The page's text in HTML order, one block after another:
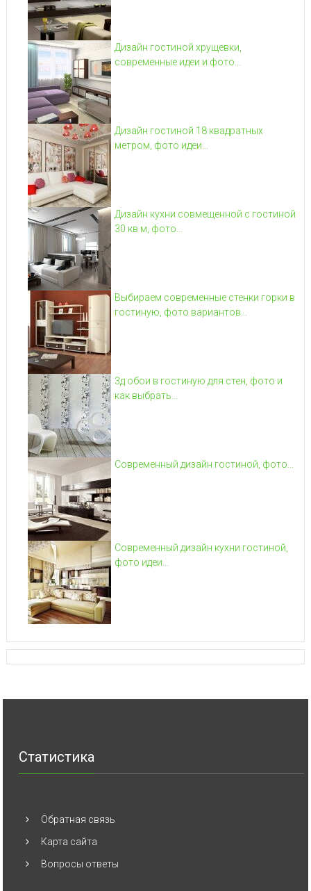
Дизайн гостиной хрущевки,
современные идеи и фото...
Дизайн гостиной 18 квадратных
метром, фото идеи...
Дизайн кухни совмещенной с гостиной
30 кв м, фото...
Выбираем современные стенки горки в
гостиную, фото вариантов...
3д обои в гостиную для стен, фото и
как выбрать...
Современный дизайн гостиной, фото...
Современный дизайн кухни гостиной,
фото идеи...
Статистика
Обратная связь
Карта сайта
Вопросы ответы